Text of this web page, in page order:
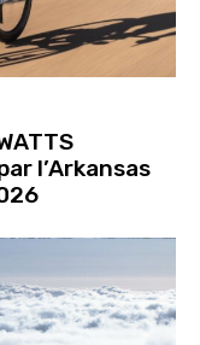
l’Arkansas